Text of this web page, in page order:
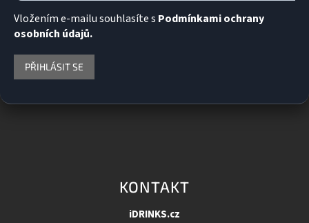
Vložením e-mailu souhlasíte s Podmínkami ochrany
osobních údajů.
PŘIHLÁSIT SE
KONTAKT
iDRINKS.cz